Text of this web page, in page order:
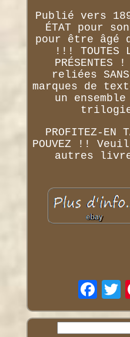
Publié vers
ÉTAT pour
pour être âgé
!!! TOUTES
reliées SANS
marques de
un
PROFITEZ-EN
POUVEZ !!
autres